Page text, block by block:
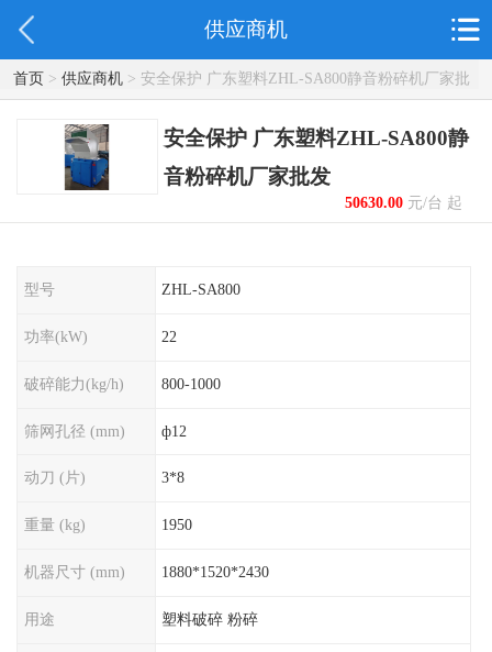
供应商机
首页> 供应商机> 安全保护 广东塑料ZHL-SA800静音粉碎机厂家批
发
安全保护 广东塑料ZHL-SA800静
音粉碎机厂家批发
50630.00元/台 起
型号 ZHL-SA800
功率(kW) 22
破碎能力(kg/h) 800-1000
筛网孔径 (mm) ф12
动刀 (片) 3*8
重量 (kg) 1950
机器尺寸 (mm) 1880*1520*2430
用途 塑料破碎 粉碎